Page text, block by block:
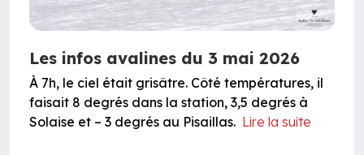
Les infos avalines du 3 mai 2026
À 7h, le ciel était grisâtre. Côté températures, il
faisait 8 degrés dans la station, 3,5 degrés à
Solaise et – 3 degrés au Pisaillas. Lire la suite